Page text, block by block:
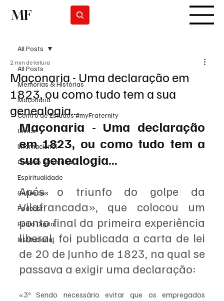
MF
All Posts
Memórias & Histórias
Maçonaria
Centro de Estudos #myFraternity
Cívico
Internacional
Opinião & Editorial
Espiritualidade
Reflexões
Podcast
Rádio Digital
Institucional
All Posts
Maçonaria - Uma declaração em
1823, ou como tudo tem a sua
genealogia...
2 min de leitura
Maçonaria - Uma declaração
em 1823, ou como tudo tem a
sua genealogia...
Após o triunfo do golpe da
Vilafrancada», que colocou um
ponto final da primeira experiência
liberal, foi publicada a carta de lei
de 20 de Junho de 1823, na qual se
passava a exigir uma declaração:
«3º Sendo necessário evitar que os empregados